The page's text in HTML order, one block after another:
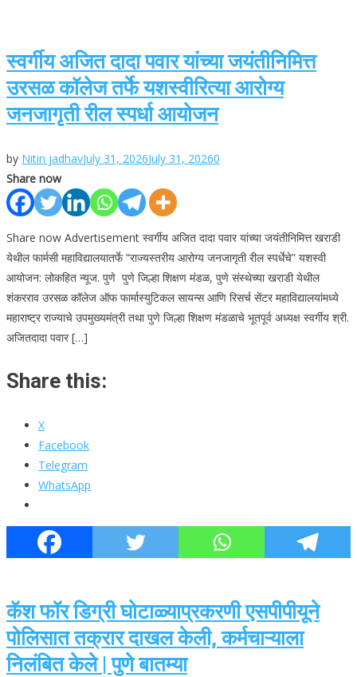
स्वर्गीय अजित दादा पवार यांच्या जयंतीनिमित्त
उरसळ कॉलेज तर्फे यशस्वीरित्या आरोग्य
जनजागृती रील स्पर्धा आयोजन
by Nitin jadhavJuly 31, 2026July 31, 20260
Share now
Share now Advertisement स्वर्गीय अजित दादा पवार यांच्या जयंतीनिमित्त खराडी
येथील फार्मसी महाविद्यालयातर्फे “राज्यस्तरीय आरोग्य जनजागृती रील स्पर्धेचे” यशस्वी
आयोजन: लोकहित न्यूज. पुणे पुणे जिल्हा शिक्षण मंडळ, पुणे संस्थेच्या खराडी येथील
शंकरराव उरसळ कॉलेज ऑफ फार्मास्युटिकल सायन्स आणि रिसर्च सेंटर महाविद्यालयांमध्ये
महाराष्ट्र राज्याचे उपमुख्यमंत्री तथा पुणे जिल्हा शिक्षण मंडळाचे भूतपूर्व अध्यक्ष स्वर्गीय श्री.
अजितदादा पवार […]
Share this:
X
Facebook
Telegram
WhatsApp
कॅश फॉर डिग्री घोटाळ्याप्रकरणी एसपीपीयूने
पोलिसात तक्रार दाखल केली, कर्मचाऱ्याला
निलंबित केले | पुणे बातम्या